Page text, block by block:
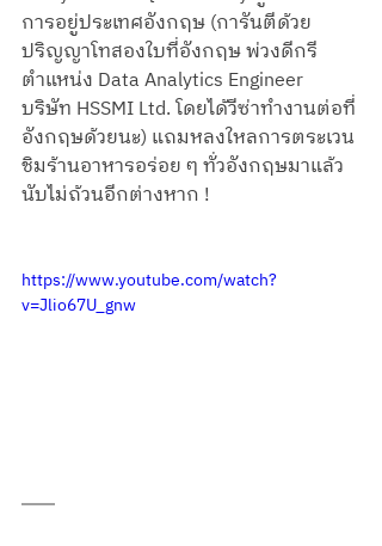
การอยู่ประเทศอังกฤษ (การันตีด้วย
ปริญญาโทสองใบที่อังกฤษ พ่วงดีกรี
ตำแหน่ง Data Analytics Engineer
บริษัท HSSMI Ltd. โดยได้วีซ่าทำงานต่อที่
อังกฤษด้วยนะ) แถมหลงใหลการตระเวน
ชิมร้านอาหารอร่อย ๆ ทั่วอังกฤษมาแล้ว
นับไม่ถ้วนอีกต่างหาก !
https://www.youtube.com/watch?
v=Jlio67U_gnw